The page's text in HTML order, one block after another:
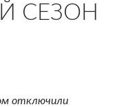
СЕЗОН
отключили